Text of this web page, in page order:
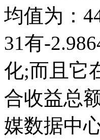
均值为：
31有-
化;而且它
合收益总
媒数据中